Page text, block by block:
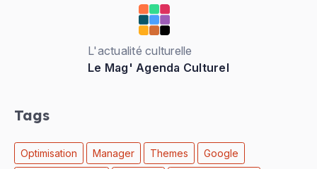
L'actualité culturelle
Le Mag' Agenda Culturel
Tags
Optimisation Manager Themes Google